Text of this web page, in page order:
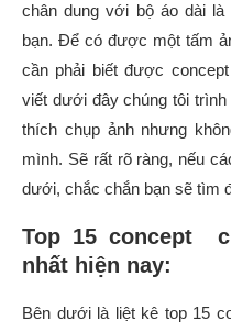
chân dung với bộ áo dài
bạn. Để có được một tấm
cần phải biết được
viết dưới đây chúng tôi
thích chụp ảnh nhưng
mình. Sẽ rất rõ ràng, nếu
dưới, chắc chắn bạn sẽ tìm
Top 15 concept
nhất hiện nay:
Bên dưới là liệt kê top 15